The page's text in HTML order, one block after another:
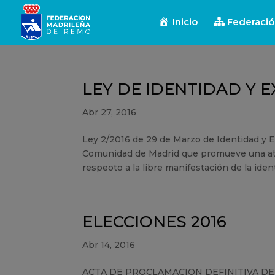
Inicio
LEY DE IDENTIDAD Y
Abr 27, 2016
Ley 2/2016 de 29 de Marzo de Identidad y
Comunidad de Madrid que promueve una
respeoto a la libre manifestación de la
ELECCIONES 2016
Abr 14, 2016
ACTA DE PROCLAMACION DEFINITIVA